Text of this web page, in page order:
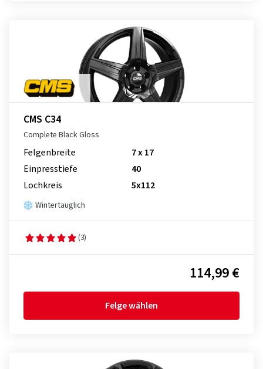
CMS C34
Complete Black Gloss
Felgenbreite
7 x 17
Einpresstiefe
40
Lochkreis
5x112
Wintertauglich
(3)
114,99 €
Felge wählen